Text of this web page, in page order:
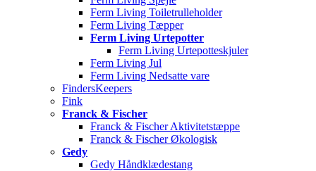
Ferm Living Toiletrulleholder
Ferm Living Tæpper
Ferm Living Urtepotter
Ferm Living Urtepotteskjuler
Ferm Living Jul
Ferm Living Nedsatte vare
FindersKeepers
Fink
Franck & Fischer
Franck & Fischer Aktivitetstæppe
Franck & Fischer Økologisk
Gedy
Gedy Håndklædestang